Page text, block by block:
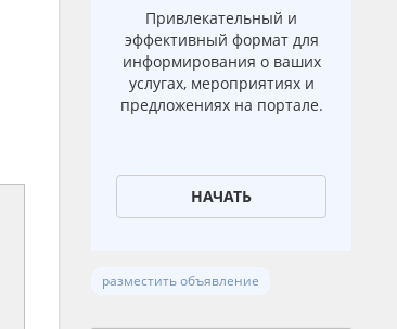
Привлекательный и
эффективный формат для
информирования о ваших
услугах, мероприятиях и
предложениях на портале.
НАЧАТЬ
разместить объявление